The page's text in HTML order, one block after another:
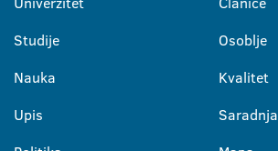
Studije
Nauka
Upis
Osoblje
Kvalitet
Saradnja